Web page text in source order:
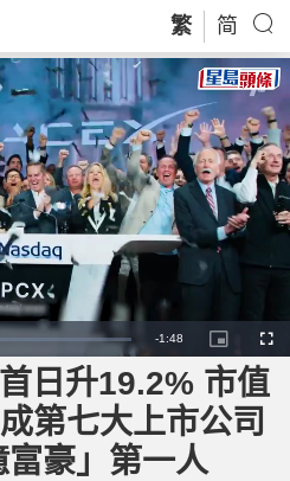
繁 简
R
e
-1:48
P
i
c
u
r
e
-
F
u
l
s
日升19.2% 市值
第七大上市公司
豪」第一人